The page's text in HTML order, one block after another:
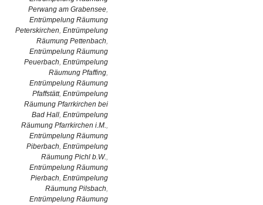
Perwang am Grabensee,
Entrümpelung Räumung
Peterskirchen, Entrümpelung
Räumung Pettenbach,
Entrümpelung Räumung
Peuerbach, Entrümpelung
Räumung Pfaffing,
Entrümpelung Räumung
Pfaffstätt, Entrümpelung
Räumung Pfarrkirchen bei
Bad Hall, Entrümpelung
Räumung Pfarrkirchen i.M.,
Entrümpelung Räumung
Piberbach, Entrümpelung
Räumung Pichl b.W.,
Entrümpelung Räumung
Pierbach, Entrümpelung
Räumung Pilsbach,
Entrümpelung Räumung